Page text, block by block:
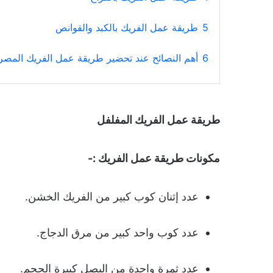
5 طريقة عمل الفريك بالكبد والقوانص
6 أهم النصائح عند تحضير طريقة عمل الفريك
طريقة عمل الفريك المفلفل
مكونات طريقة عمل الفريك :-
عدد إثنان كوب كبير من الفريك الخشن.
عدد كوب واحد كبير من مرق الدجاج.
عدد ثمرة واحدة من البصل كبيرة الحجم.